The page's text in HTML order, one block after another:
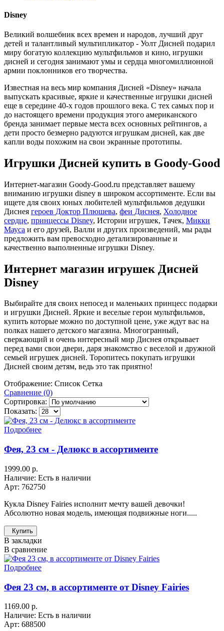
Disney
Великий волшебник всех времен и народов, лучший друг
детей и талантливый мультипликатор - Уолт Дисней подарил
миру богатую коллекцию мультфильмов и кино, игрушки
дисней и сегодня занимают умы и сердца многомиллионной
армии поклонников его творчества.
Известная на весь мир компания Дисней «Disney» начала
выпускать красивые, яркие и качественные игрушки дисней
еще в середине 40-х годов прошлого века. С тех самых пор и
до настоящего времени продукция этого американского
бренда занимает первые места всех основных рейтингов, а
дети просто безмерно радуются игрушкам дисней, как две
капли воды похожим на свои экранные прототипы.
Игрушки Дисней купить в Goody-Good
Интернет-магазин Goody-Good.ru представляет вашему
вниманию игрушки disney в широком ассортименте. Если вы
ищете для своих юных любителей мультфильмов дедушки
Диснея героев Доктор Плюшева, феи Диснея, Холодное
сердце, принцессы Disney, Истории игрушек, Тачек, Микки
Мауса и его друзей, Валли и других произведений, мы рады
предложить вам превосходно детализированные и
качественно выполненные игрушки Disney.
Интернет магазин игрушек Дисней
Disney
Выбирайте для своих непосед и маленьких принцесс подарки
и игрушки Дисней. Яркие и веселые герои мультфильмов,
купить которые можно по доступной цене, уже ждут вас на
полках нашего детского магазина. Многогранный,
сверкающий и очень интересный мир Диснея открывает
перед вами свои двери, даря знакомство с веселой и дружной
семьей игрушек дисней. Торопитесь покупать игрушки
Дисней своим детям, ведь это так приятно!
Отображение: Список Сетка
Сравнение (0)
Сортировка:
Показать:
Подробнее
Фея, 23 см - Делюкс в ассортименте
1999.00 р.
Наличие: Есть в наличии
Арт: 762750
Кукла Disney Fairies исполнит мечту вашей девочки!
Абсолютно новая модель, имеющая подвижные ноги.....
Купить
В закладки
В сравнение
Подробнее
Фея 23 см, в ассортименте от Disney Fairies
1169.00 р.
Наличие: Есть в наличии
Арт: 688500